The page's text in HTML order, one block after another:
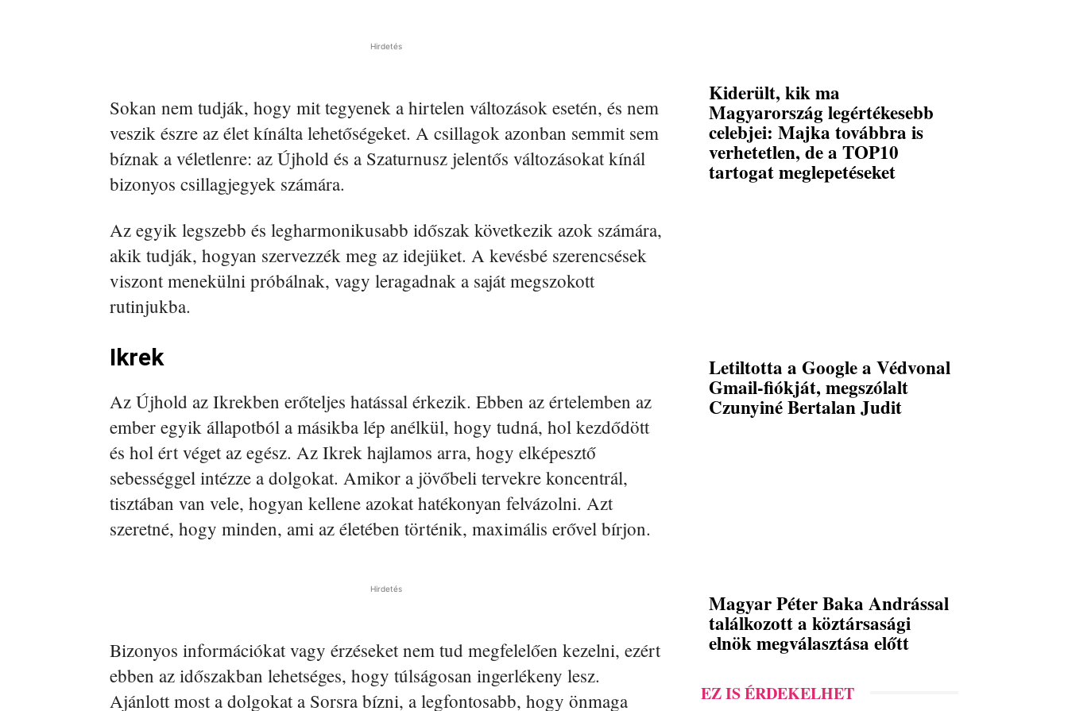
Hirdetés
Sokan nem tudják, hogy mit tegyenek a hirtelen változások esetén, és nem
veszik észre az élet kínálta lehetőségeket. A csillagok azonban semmit sem
bíznak a véletlenre: az Újhold és a Szaturnusz jelentős változásokat kínál
bizonyos csillagjegyek számára.
Az egyik legszebb és legharmonikusabb időszak következik azok számára,
akik tudják, hogyan szervezzék meg az idejüket. A kevésbé szerencsések
viszont menekülni próbálnak, vagy leragadnak a saját megszokott
rutinjukba.
Ikrek
Az Újhold az Ikrekben erőteljes hatással érkezik. Ebben az értelemben az
ember egyik állapotból a másikba lép anélkül, hogy tudná, hol kezdődött
és hol ért véget az egész. Az Ikrek hajlamos arra, hogy elképesztő
sebességgel intézze a dolgokat. Amikor a jövőbeli tervekre koncentrál,
tisztában van vele, hogyan kellene azokat hatékonyan felvázolni. Azt
szeretné, hogy minden, ami az életében történik, maximális erővel bírjon.
Hirdetés
Bizonyos információkat vagy érzéseket nem tud megfelelően kezelni, ezért
ebben az időszakban lehetséges, hogy túlságosan ingerlékeny lesz.
Ajánlott most a dolgokat a Sorsra bízni, a legfontosabb, hogy önmaga
Kiderült, kik ma
Magyarország legértékesebb
celebjei: Majka továbbra is
verhetetlen, de a TOP10
tartogat meglepetéseket
Letiltotta a Google a Védvonal
Gmail-fiókját, megszólalt
Czunyiné Bertalan Judit
Magyar Péter Baka Andrással
találkozott a köztársasági
elnök megválasztása előtt
EZ IS ÉRDEKELHET